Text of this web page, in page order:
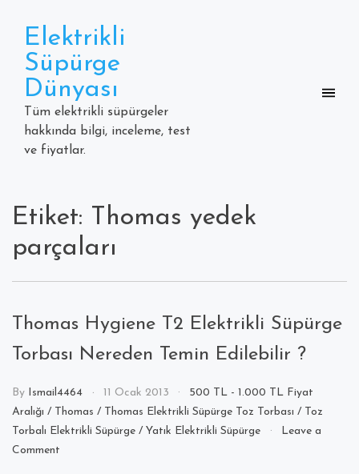
contentElektrikli
Süpürge
Dünyası
Tüm elektrikli süpürgeler
hakkında bilgi, inceleme, test
ve fiyatlar.
Etiket: Thomas yedek
parçaları
Thomas Hygiene T2 Elektrikli Süpürge
Torbası Nereden Temin Edilebilir ?
By Ismail4464 11 Ocak 2013
500 TL - 1.000 TL Fiyat
Aralığı / Thomas / Thomas Elektrikli Süpürge Toz Torbası /
Toz
Torbalı Elektrikli Süpürge / Yatık Elektrikli Süpürge
Leave a
Comment